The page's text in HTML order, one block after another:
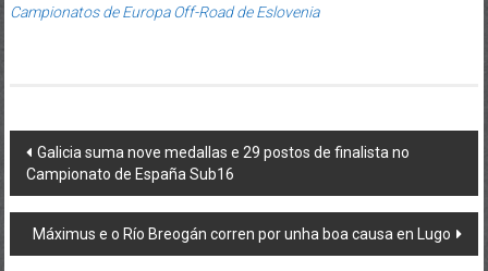
Campionatos de Europa Off-Road de Eslovenia
Post navigation
Galicia suma nove medallas e 29 postos de finalista no
Campionato de España Sub16
Máximus e o Río Breogán corren por unha boa causa en Lugo